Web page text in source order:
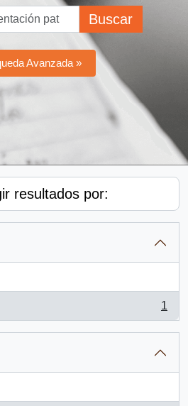
Buscar
Avanzada »
resultados por:
1